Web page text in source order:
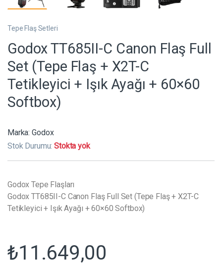
Tepe Flaş Setleri
Godox TT685II-C Canon Flaş Full
Set (Tepe Flaş + X2T-C
Tetikleyici + Işık Ayağı + 60×60
Softbox)
Marka: Godox
Stok Durumu:Stokta yok
Godox Tepe Flaşları
Godox TT685II-C Canon Flaş Full Set (Tepe Flaş + X2T-C
Tetikleyici + Işık Ayağı + 60×60 Softbox)
₺11.649,00